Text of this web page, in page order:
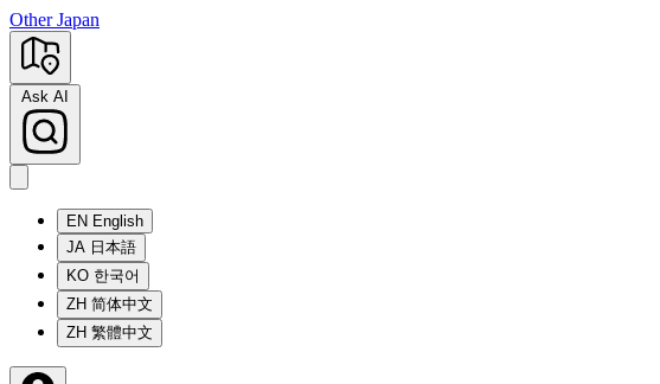
Other Japan
Ask AI
EN English
JA 日本語
KO 한국어
ZH 简体中文
ZH 繁體中文